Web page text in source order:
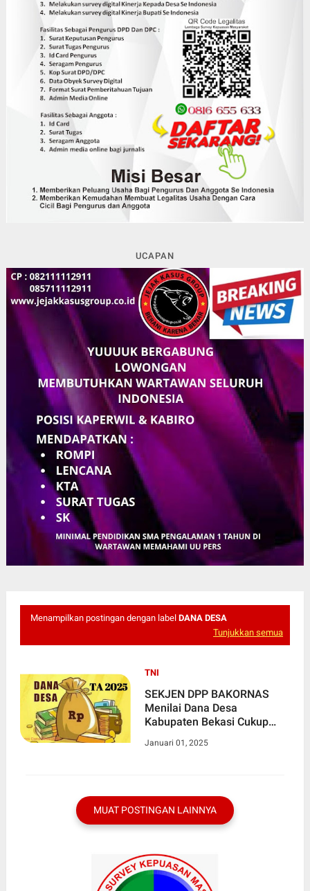
UCAPAN
Menampilkan postingan dengan label DANA DESA
Tunjukkan semua
TNI
SEKJEN DPP BAKORNAS
Menilai Dana Desa
Kabupaten Bekasi Cukup
Januari 01, 2025
MUAT POSTINGAN LAINNYA